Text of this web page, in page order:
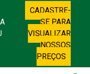
CADASTRE-
SE PARA
VISUALIZAR
NOSSOS
PREÇOS